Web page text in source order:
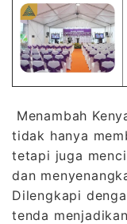
Menambah
tidak hanya
tetapi juga
dan
Dilengkapi
tenda